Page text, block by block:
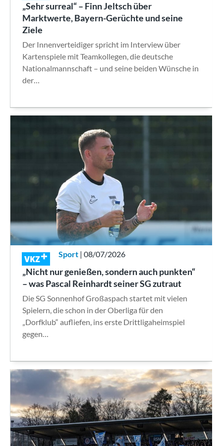
„Sehr surreal“ – Finn Jeltsch über
Marktwerte, Bayern-Gerüchte und seine
Ziele
Der Innenverteidiger spricht im Interview über
Kartenspiele mit Teamkollegen, die deutsche
Nationalmannschaft – und seine beiden Wünsche in
der…
VKZ Sport | 08/07/2026
„Nicht nur genießen, sondern auch punkten“
– was Pascal Reinhardt seiner SG zutraut
Die SG Sonnenhof Großaspach startet mit vielen
Spielern, die schon in der Oberliga für den
„Dorfklub“ aufliefen, ins erste Drittligaheimspiel
gegen…